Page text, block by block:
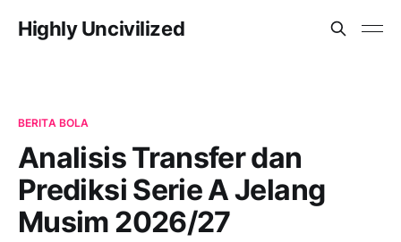
Highly Uncivilized
BERITA BOLA
Analisis Transfer dan
Prediksi Serie A Jelang
Musim 2026/27